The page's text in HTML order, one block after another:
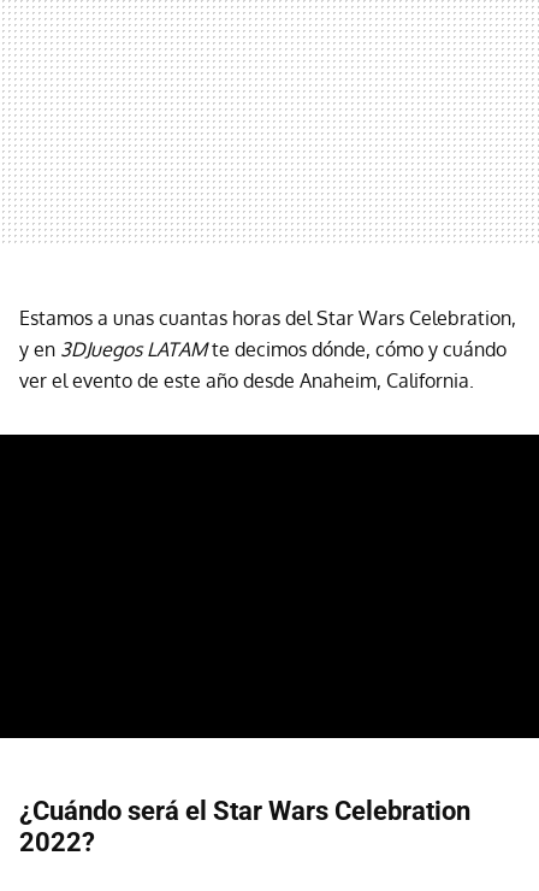
Estamos a unas cuantas horas del Star Wars Celebration,
y en 3DJuegos LATAMte decimos dónde, cómo y cuándo
ver el evento de este año desde Anaheim, California.
¿Cuándo será el Star Wars Celebration
2022?